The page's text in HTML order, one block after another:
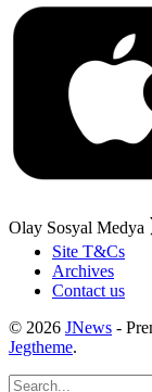
Olay Sosyal Medya
Site T&Cs
Archives
Contact us
© 2026 JNews -
Jegtheme.